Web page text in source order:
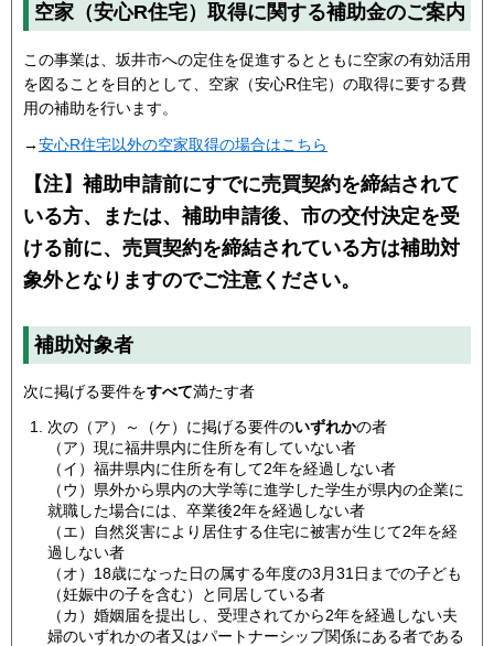
空家（安心R住宅）取得に関する補助金のご案内
この事業は、坂井市への定住を促進するとともに空家の有効活用
を図ることを目的として、空家（安心R住宅）の取得に要する費
用の補助を行います。
→安心R住宅以外の空家取得の場合はこちら
【注】補助申請前にすでに売買契約を締結されて
いる方、または、補助申請後、市の交付決定を受
ける前に、売買契約を締結されている方は補助対
象外となりますのでご注意ください。
補助対象者
次に掲げる要件をすべて満たす者
次の（ア）～（ケ）に掲げる要件のいずれかの者
（ア）現に福井県内に住所を有していない者
（イ）福井県内に住所を有して2年を経過しない者
（ウ）県外から県内の大学等に進学した学生が県内の企業に
就職した場合には、卒業後2年を経過しない者
（エ）自然災害により居住する住宅に被害が生じて2年を経
過しない者
（オ）18歳になった日の属する年度の3月31日までの子ども
（妊娠中の子を含む）と同居している者
（カ）婚姻届を提出し、受理されてから2年を経過しない夫
婦のいずれかの者又はパートナーシップ関係にある者である